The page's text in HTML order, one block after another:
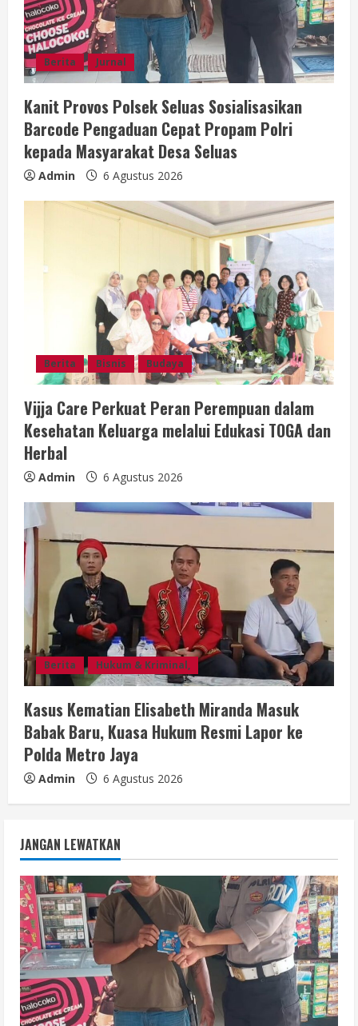
a
d
i
n
g
Berita Jurnal
Kanit Provos Polsek Seluas Sosialisasikan
Barcode Pengaduan Cepat Propam Polri
kepada Masyarakat Desa Seluas
Admin 6 Agustus 2026
Berita Bisnis Budaya
Vijja Care Perkuat Peran Perempuan dalam
Kesehatan Keluarga melalui Edukasi TOGA dan
Herbal
Admin 6 Agustus 2026
Berita Hukum & Kriminal,
Kasus Kematian Elisabeth Miranda Masuk
Babak Baru, Kuasa Hukum Resmi Lapor ke
Polda Metro Jaya
Admin 6 Agustus 2026
JANGAN LEWATKAN